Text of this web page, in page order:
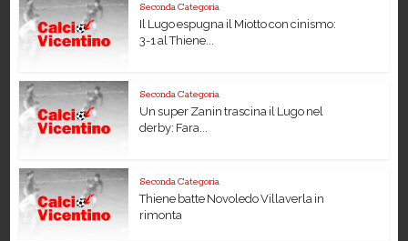
Seconda Categoria
Il Lugo espugna il Miotto con cinismo:
3-1 al Thiene...
Seconda Categoria
Un super Zanin trascina il Lugo nel
derby: Fara...
Seconda Categoria
Thiene batte Novoledo Villaverla in
rimonta